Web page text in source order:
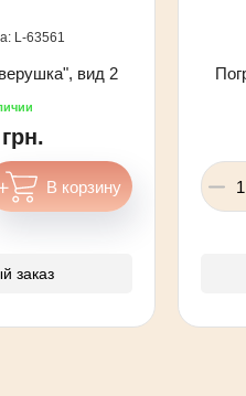
63561
вид 2
заказ